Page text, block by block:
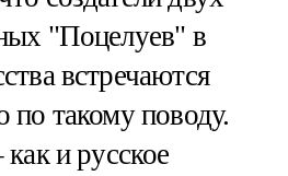
"Поцелуев" в
встречаются
по такому поводу.
и русское